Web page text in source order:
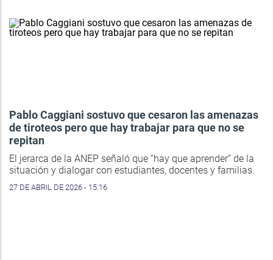
Pablo Caggiani sostuvo que cesaron las amenazas
de tiroteos pero que hay trabajar para que no se
repitan
El jerarca de la ANEP señaló que “hay que aprender” de la
situación y dialogar con estudiantes, docentes y familias.
27 DE ABRIL DE 2026 - 15:16